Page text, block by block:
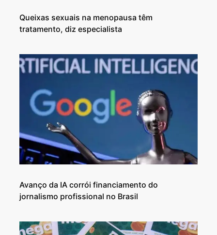
Queixas sexuais na menopausa têm
tratamento, diz especialista
Avanço da IA corrói financiamento do
jornalismo profissional no Brasil